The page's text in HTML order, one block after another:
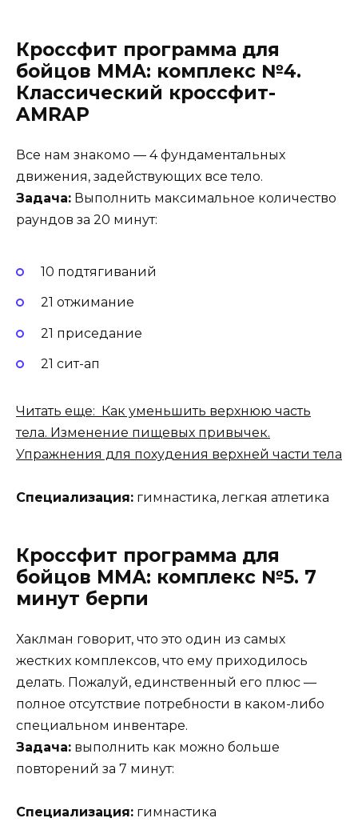
Кроссфит программа для
бойцов ММА: комплекс №4.
Классический кроссфит-
AMRAP
Все нам знакомо — 4 фундаментальных
движения, задействующих все тело.
Задача: Выполнить максимальное количество
раундов за 20 минут:
10 подтягиваний
21 отжимание
21 приседание
21 сит-ап
Читать еще: Как уменьшить верхнюю часть
тела. Изменение пищевых привычек.
Упражнения для похудения верхней части тела
Специализация: гимнастика, легкая атлетика
Кроссфит программа для
бойцов ММА: комплекс №5. 7
минут берпи
Хаклман говорит, что это один из самых
жестких комплексов, что ему приходилось
делать. Пожалуй, единственный его плюс —
полное отсутствие потребности в каком-либо
специальном инвентаре.
Задача: выполнить как можно больше
повторений за 7 минут:
Специализация: гимнастика